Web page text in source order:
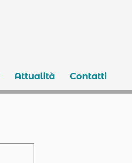
Attualità Contatti